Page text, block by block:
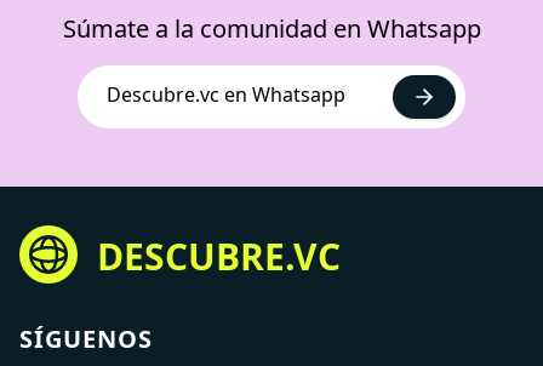
Súmate a la comunidad en Whatsapp
Descubre.vc en Whatsapp
DESCUBRE.VC
SÍGUENOS